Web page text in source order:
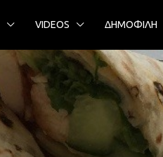
VIDEOS ΔΗΜΟΦΙΛΗ